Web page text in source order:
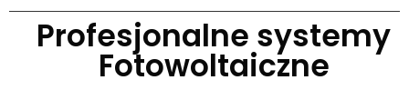
Profesjonalne systemy
Fotowoltaiczne